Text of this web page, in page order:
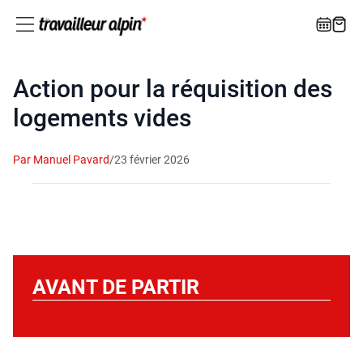
Action pour la réquisition des
logements vides
Par Manuel Pavard/23 février 2026
AVANT DE PARTIR